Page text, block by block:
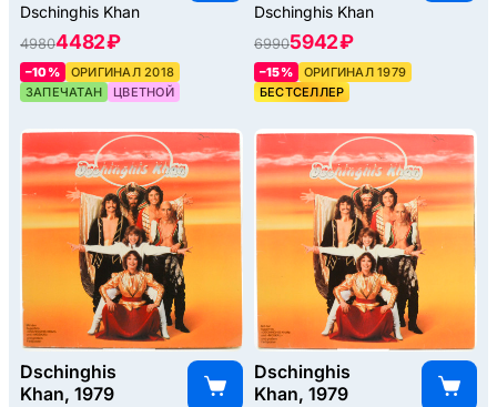
Dschinghis Khan
49804482 ₽
–10%
ОРИГИНАЛ 2018
ЗАПЕЧАТАН
ЦВЕТНОЙ
Dschinghis Khan
69905942 ₽
–15%
ОРИГИНАЛ 1979
БЕСТСЕЛЛЕР
Dschinghis
Khan, 1979
Dschinghis
Khan, 1979